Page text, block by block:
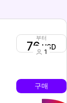
부터
76USD
1
구매